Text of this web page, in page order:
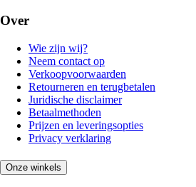
Over
Wie zijn wij?
Neem contact op
Verkoopvoorwaarden
Retourneren en terugbetalen
Juridische disclaimer
Betaalmethoden
Prijzen en leveringsopties
Privacy verklaring
Onze winkels